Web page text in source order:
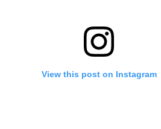
View this post on Instagram